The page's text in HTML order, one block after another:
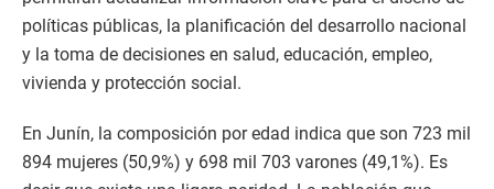
políticas públicas, la planificación del desarrollo nacional
y la toma de decisiones en salud, educación, empleo,
vivienda y protección social.
En Junín, la composición por edad indica que son 723 mil
894 mujeres (50,9%) y 698 mil 703 varones (49,1%). Es